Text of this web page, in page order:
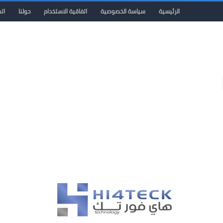
الرئيسية سياسة الخصوصية اتفاقية الاستخدام حولنا